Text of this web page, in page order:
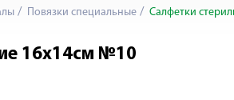
Повязки специальные Салфетки
16х14см №10